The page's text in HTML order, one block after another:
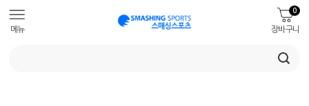
메뉴 장바구니
0